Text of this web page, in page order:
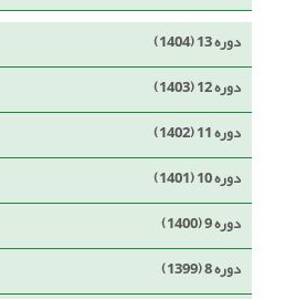
دوره 13 (1404)
دوره 12 (1403)
دوره 11 (1402)
دوره 10 (1401)
دوره 9 (1400)
دوره 8 (1399)